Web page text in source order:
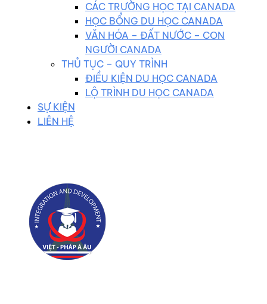
CÁC TRƯỜNG HỌC TẠI CANADA
HỌC BỔNG DU HỌC CANADA
VĂN HÓA – ĐẤT NƯỚC – CON
NGƯỜI CANADA
THỦ TỤC – QUY TRÌNH
ĐIỀU KIỆN DU HỌC CANADA
LỘ TRÌNH DU HỌC CANADA
SỰ KIỆN
LIÊN HỆ